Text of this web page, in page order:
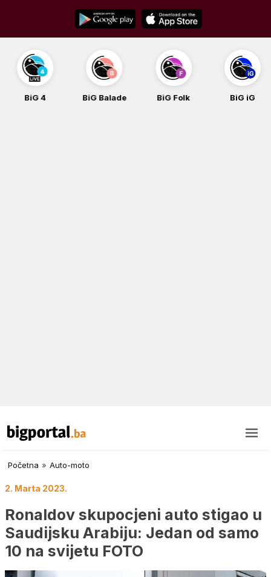
content
BiG 4 BiG Balade BiG Folk BiG iG
Početna » Auto-moto
2. Marta 2023.
Ronaldov skupocjeni auto stigao u
Saudijsku Arabiju: Jedan od samo
10 na svijetu FOTO